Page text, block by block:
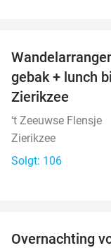
gebak + lunch
Zierikzee
‘t Zeeuwse Flensje
Zierikzee
Solgt: 106
Overnachting